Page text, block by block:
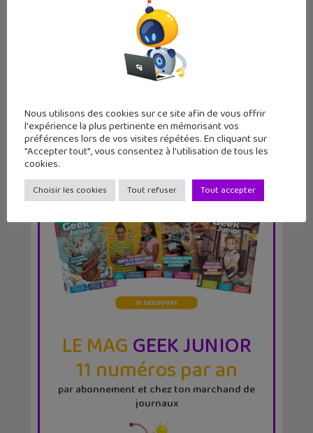
Un mini-jeu caché sur Instagram
LE MAGGEEK JUNIOR
11 numéros par an
par abonnement et chez ton marchand de
journaux
Nous utilisons des cookies sur ce site afin de vous offrir
l'expérience la plus pertinente en mémorisant vos
préférences lors de vos visites répétées. En cliquant sur
"Accepter tout", vous consentez à l'utilisation de tous les
cookies.
Choisir les cookies Tout refuser Tout accepter